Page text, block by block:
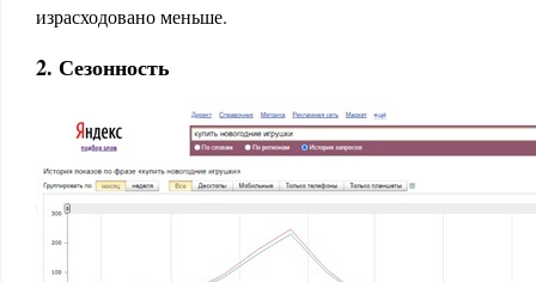
израсходовано меньше.
2. Сезонность